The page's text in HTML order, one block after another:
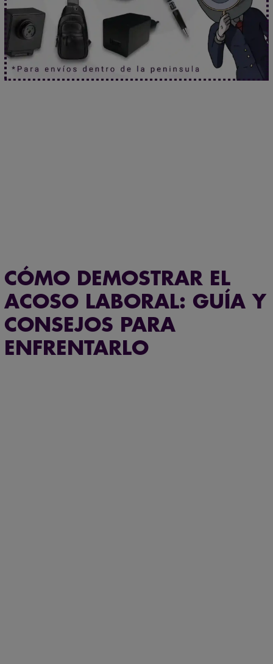
CÓMO DEMOSTRAR EL
ACOSO LABORAL: GUÍA Y
CONSEJOS PARA
ENFRENTARLO
Que no se te escape nada.Haz clic aquí.
Mira sin ser visto.Haz clic aquí.
¿Y si ya te están vigilando?
Haz clic aquí.